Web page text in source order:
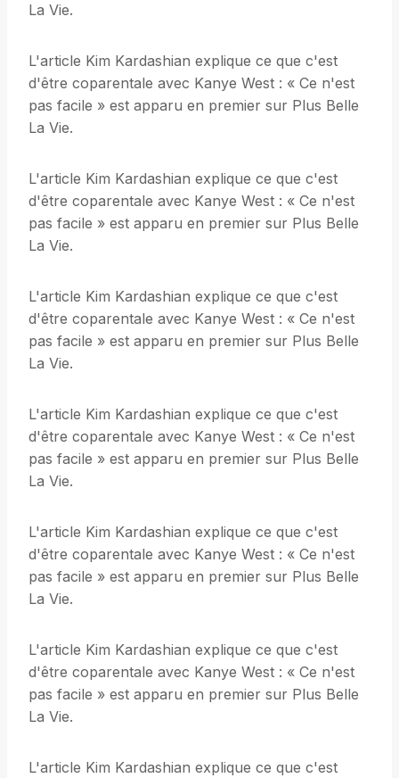
La Vie.
L'article Kim Kardashian explique ce que c'est
d'être coparentale avec Kanye West : « Ce n'est
pas facile » est apparu en premier sur Plus Belle
La Vie.
L'article Kim Kardashian explique ce que c'est
d'être coparentale avec Kanye West : « Ce n'est
pas facile » est apparu en premier sur Plus Belle
La Vie.
L'article Kim Kardashian explique ce que c'est
d'être coparentale avec Kanye West : « Ce n'est
pas facile » est apparu en premier sur Plus Belle
La Vie.
L'article Kim Kardashian explique ce que c'est
d'être coparentale avec Kanye West : « Ce n'est
pas facile » est apparu en premier sur Plus Belle
La Vie.
L'article Kim Kardashian explique ce que c'est
d'être coparentale avec Kanye West : « Ce n'est
pas facile » est apparu en premier sur Plus Belle
La Vie.
L'article Kim Kardashian explique ce que c'est
d'être coparentale avec Kanye West : « Ce n'est
pas facile » est apparu en premier sur Plus Belle
La Vie.
L'article Kim Kardashian explique ce que c'est